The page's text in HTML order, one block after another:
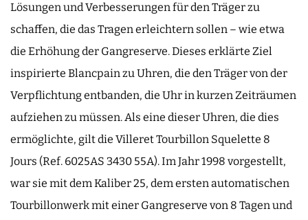
Lösungen und Verbesserungen für den Träger zu
schaffen, die das Tragen erleichtern sollen – wie etwa
die Erhöhung der Gangreserve. Dieses erklärte Ziel
inspirierte Blancpain zu Uhren, die den Träger von der
Verpflichtung entbanden, die Uhr in kurzen Zeiträumen
aufziehen zu müssen. Als eine dieser Uhren, die dies
ermöglichte, gilt die Villeret Tourbillon Squelette 8
Jours (Ref. 6025AS 3430 55A). Im Jahr 1998 vorgestellt,
war sie mit dem Kaliber 25, dem ersten automatischen
Tourbillonwerk mit einer Gangreserve von 8 Tagen und